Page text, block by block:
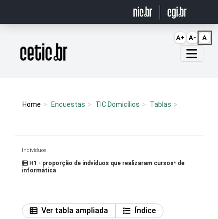
Página inicial
Home Encuestas TIC Domicílios Tablas
Indivíduos
H1 - proporção de indvíduos que realizaram cursos* de
informática
Ver tabla ampliada
Índice
A+ A- A